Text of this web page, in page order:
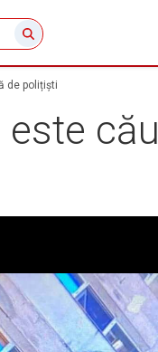
de polițiști